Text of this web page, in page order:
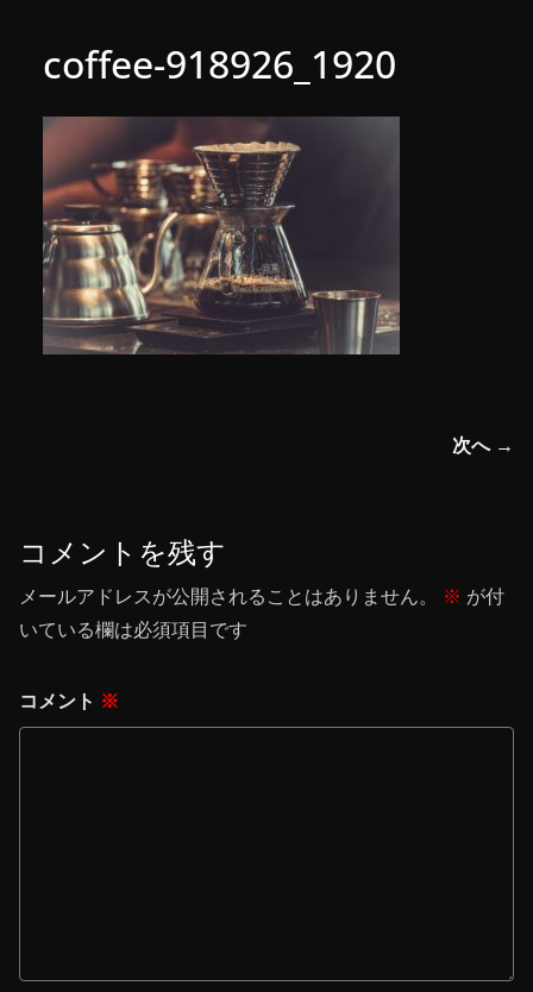
coffee-918926_1920
次へ →
コメントを残す
メールアドレスが公開されることはありません。 ※ が付
いている欄は必須項目です
コメント ※